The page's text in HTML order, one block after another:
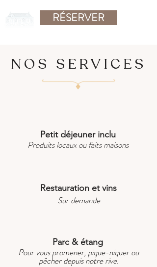
RÉSERVER
NOS SERVICES
Petit déjeuner inclu
Produits locaux ou faits maisons
Restauration et vins
Sur demande
Parc & étang
Pour vouspromener, pique-niquer ou
pêcher depuis notre rive.